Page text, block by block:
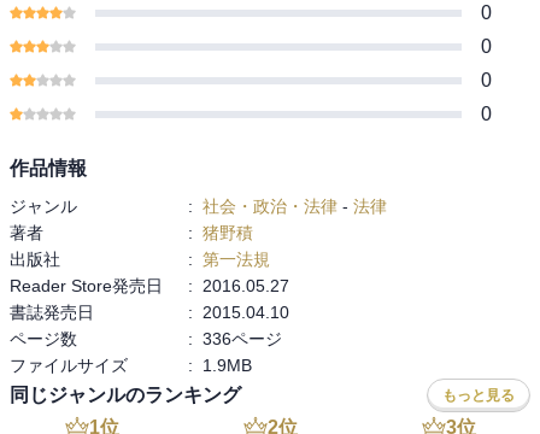
0
0
0
0
作品情報
ジャンル : 社会・政治・法律 - 法律
著者
: 猪野積
出版社
: 第一法規
Reader Store発売日
:
2016.05.27
書誌発売日
:
2015.04.10
ページ数
: 336ページ
ファイルサイズ
: 1.9MB
同じジャンルのランキング もっと見る
1位 2位 3位